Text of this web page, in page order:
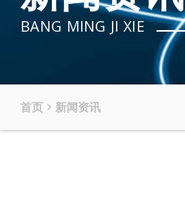
BANG MING JI XIE
首页 新闻资讯